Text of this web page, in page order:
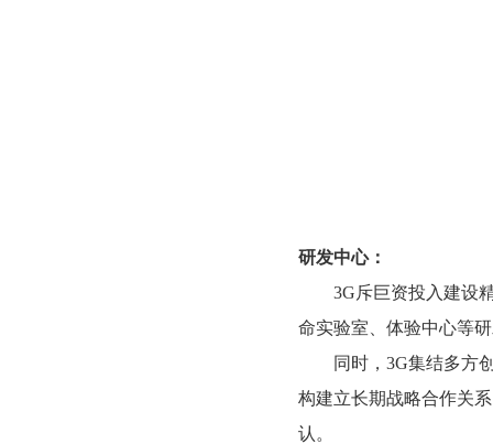
研发中心：
3G斥巨资投入建设
命实验室、体验中心等
同时，3G集结多方
构建立长期战略合作关
认。